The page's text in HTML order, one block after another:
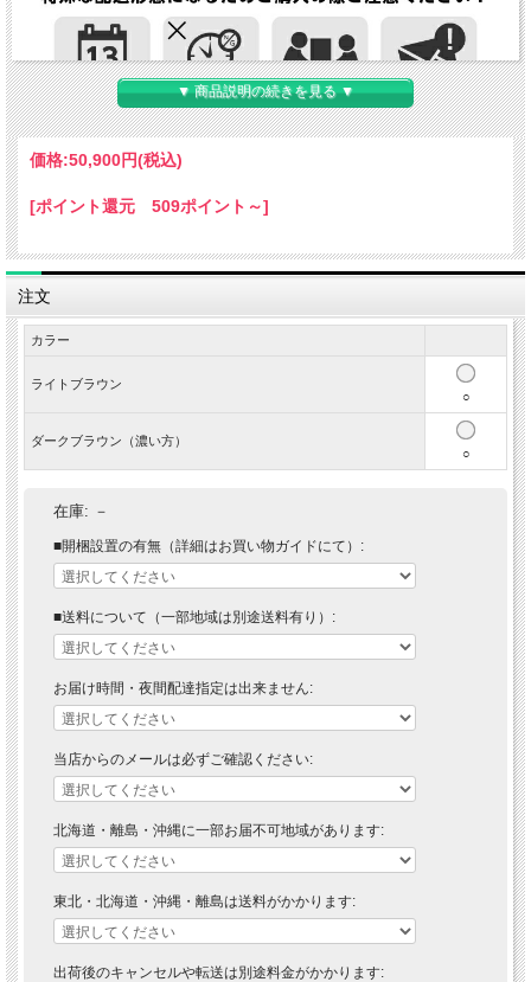
北海道・東北・沖縄・離島の方は送料がかかりますので"■送料について（一部地域
は別途送料有り）"プルダウンメニューから対象地域をお選びください。
※対象地域でお選びいただけなかった場合でも、送料を加算させていただきます。
ご了承ください。
※送料は自動計算ではございませんので、送料をご承諾されましたら、注文承諾メ
自然美溢れる和風のロータイプテレビボードです。
▼ 商品説明の続きを見る ▼
価格:50,900円(税込)
[ポイント還元 509ポイント～]
注文
カラー
ライトブラウン
○
ダークブラウン（濃い方）
○
在庫: －
■開梱設置の有無（詳細はお買い物ガイドにて）:
■送料について（一部地域は別途送料有り）:
お届け時間・夜間配達指定は出来ません:
当店からのメールは必ずご確認ください:
北海道・離島・沖縄に一部お届不可地域があります:
東北・北海道・沖縄・離島は送料がかかります:
出荷後のキャンセルや転送は別途料金がかかります: